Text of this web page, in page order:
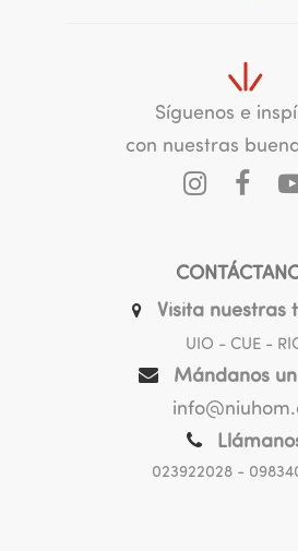
Síguenos e
con nuestras
Visita nuestras
UIO - CUE -
Mándanos
023922028-